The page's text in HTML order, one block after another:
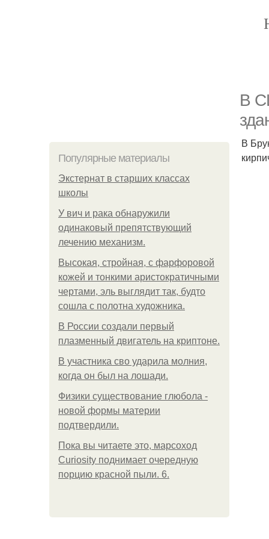
В
Популярные материалы
Экстернат в старших классах
школы
У вич и рака обнаружили
одинаковый препятствующий
лечению механизм.
Высокая, стройная, с фарфоровой
кожей и тонкими аристократичными
чертами, эль выглядит так, будто
сошла с полотна художника.
В России создали первый
плазменный двигатель на криптоне.
В участника сво ударила молния,
когда он был на лошади.
Физики существование глюбола -
новой формы материи
подтвердили.
Пока вы читаете это, марсоход
Curiosity поднимает очередную
порцию красной пыли. 6.
В